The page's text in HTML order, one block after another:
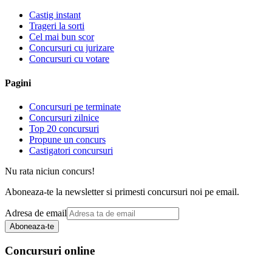
Castig instant
Trageri la sorti
Cel mai bun scor
Concursuri cu jurizare
Concursuri cu votare
Pagini
Concursuri pe terminate
Concursuri zilnice
Top 20 concursuri
Propune un concurs
Castigatori concursuri
Nu rata niciun concurs!
Aboneaza-te la newsletter si primesti concursuri noi pe email.
Adresa de email
Aboneaza-te
Concursuri online